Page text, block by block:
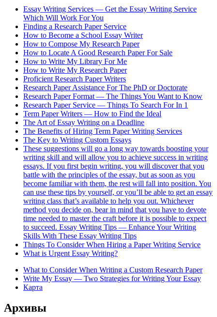
Essay Writing Services — Get the Essay Writing Service
Which Will Work For You
Finding a Research Paper Service
How to Become a School Essay Writer
How to Compose My Research Paper
How to Locate A Good Research Paper For Sale
How to Write My Library For Me
How to Write My Research Paper
Proficient Research Paper Writers
Research Paper Assistance For The PhD or Doctorate
Research Paper Format — The Things You Want to Know
Research Paper Service — Things To Search For In 1
Term Paper Writers — How to Find the Ideal
The Art of Essay Writing on a Deadline
The Benefits of Hiring Term Paper Writing Services
The Key to Writing Custom Essays
These suggestions will go a long way towards boosting your
writing skill and will allow you to achieve success in writing
essays. If you first begin writing, you will discover that you
battle with the principles of the essay, but as soon as you
become familiar with them, the rest will fall into position. You
can use these tips by yourself, or you’ll be able to get an essay
writing class that’s available to help you out. Whichever
method you decide on, bear in mind that you have to devote
time needed to master the craft before it is possible to expect
to succeed. Essay Writing Tips — Enhance Your Writing
Skills With These Essay Writing Tips
Things To Consider When Hiring a Paper Writing Service
What is Urgent Essay Writing?
What to Consider When Writing a Custom Research Paper
Write My Essay — Two Strategies for Writing Your Essay
Карта
Архивы